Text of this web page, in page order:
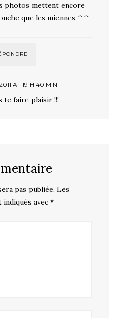
photos mettent encore
que les miennes ^^
AT 19 H 40 MIN
te faire plaisir !!!
pas publiée. Les
avec *